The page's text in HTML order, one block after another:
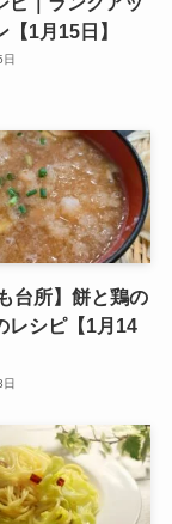
【1月15日】
台所】餅と鶏の
レシピ【1月14